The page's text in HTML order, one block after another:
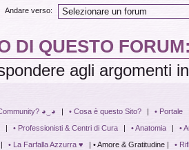
Andare verso:
DI QUESTO
agli argomenti
◕‿◕
| • Cosa è questo Sito? | • Portale
| • Professionisti & Centri di Cura | • Anatomia |
•
| • La Farfalla Azzurra ♥ | • Amore & Gratitudine |
•